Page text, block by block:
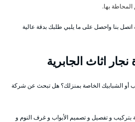
بها.
بنا واحصل على ما يلبي طلبك بدقة عالية
اثاث الجابرية
أو الشبابيك الخاصة بمنزلك؟ هل تبحث عن شركة
بتركيب و تفصيل و تصميم الأبواب و غرف النوم و